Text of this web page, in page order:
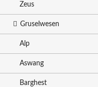
Zeus
Gruselwesen
Alp
Aswang
Barghest